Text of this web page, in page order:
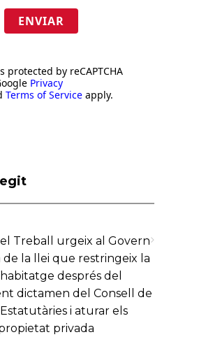
ENVIAR
protected by reCAPTCHA
Privacy
Terms of Service apply.
Treball urgeix al Govern
de la llei que restringeix la
després del
dictamen del Consell de
i aturar els
privada